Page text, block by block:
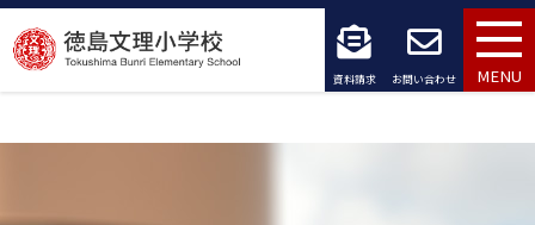
コ
ン
資料請求 お問い合わせ MENU